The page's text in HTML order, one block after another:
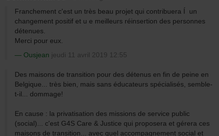
Franchement c'est un très beau projet qui contribuera Í un
changement positif et u e meilleurs réinsertion des personnes
détenues.
Merci pour eux.
Ousjean jeudi 11 avril 2019 12:55
Des maisons de transition pour des détenus en fin de peine en
Belgique... très bien, mais sans éducateurs spécialisés, semble-
t-il... dommage!
En cause : la privatisation des missions de service public
(social)... c'est G4S Care & Justice qui proposera et gérera ces
maisons de transition... avec quel accompagnement social et